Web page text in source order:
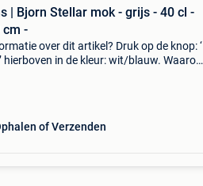
| Bjorn Stellar mok - grijs - 40 cl -
cm -
over dit artikel? Druk op de knop: ‘
hierboven in de kleur: wit/blauw. Waarom
of Verzenden